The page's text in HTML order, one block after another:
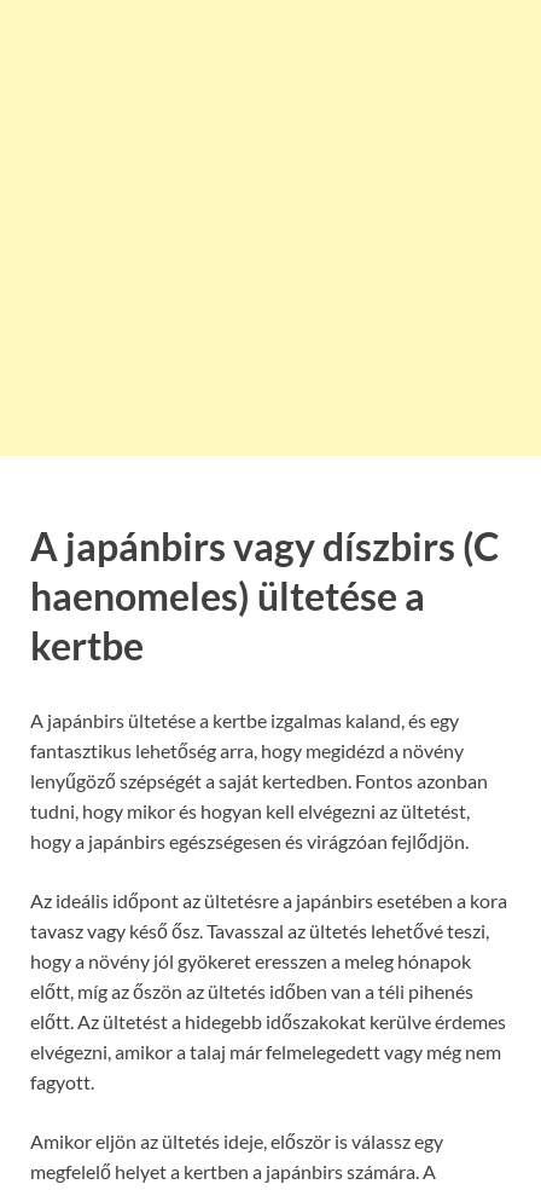
A japánbirs vagy díszbirs (C
haenomeles) ültetése a
kertbe
A japánbirs ültetése a kertbe izgalmas kaland, és egy
fantasztikus lehetőség arra, hogy megidézd a növény
lenyűgöző szépségét a saját kertedben. Fontos azonban
tudni, hogy mikor és hogyan kell elvégezni az ültetést,
hogy a japánbirs egészségesen és virágzóan fejlődjön.
Az ideális időpont az ültetésre a japánbirs esetében a kora
tavasz vagy késő ősz. Tavasszal az ültetés lehetővé teszi,
hogy a növény jól gyökeret eresszen a meleg hónapok
előtt, míg az őszön az ültetés időben van a téli pihenés
előtt. Az ültetést a hidegebb időszakokat kerülve érdemes
elvégezni, amikor a talaj már felmelegedett vagy még nem
fagyott.
Amikor eljön az ültetés ideje, először is válassz egy
megfelelő helyet a kertben a japánbirs számára. A